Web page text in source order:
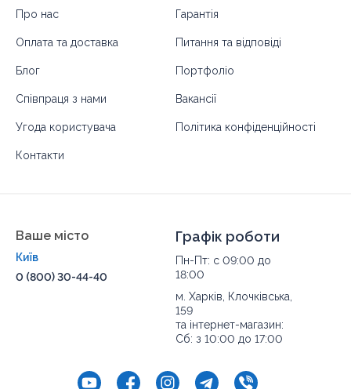
Про нас Гарантія
Оплата та доставка Питання та відповіді
Блог Портфоліо
Співпраця з нами Вакансії
Угода користувача Політика конфіденційності
Контакти
Ваше місто
Київ
0 (800) 30-44-40
Графік роботи
Пн-Пт: с 09:00 до
18:00
м. Харків, Клочківська,
159
та інтернет-магазин:
Сб: з 10:00 до 17:00